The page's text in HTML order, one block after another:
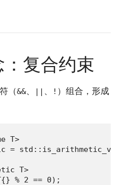
复合约束
（&&、 || 、 ! ）组合，形成
T>
= std::is_arithmetic_v
T>
% 2 == 0);